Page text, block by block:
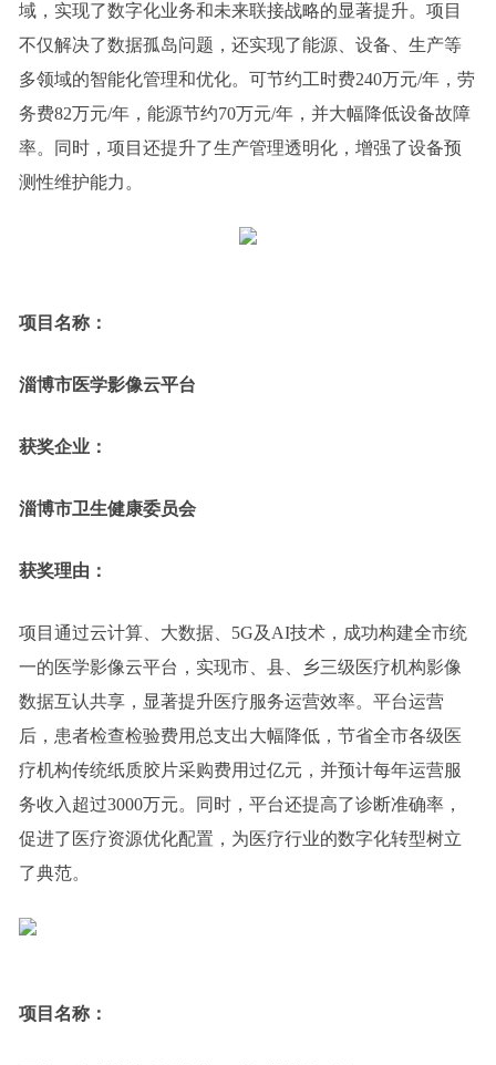
域，实现了数字化业务和未来联接战略的显著提升。项目
不仅解决了数据孤岛问题，还实现了能源、设备、生产等
多领域的智能化管理和优化。可节约工时费240万元/年，劳
务费82万元/年，能源节约70万元/年，并大幅降低设备故障
率。同时，项目还提升了生产管理透明化，增强了设备预
测性维护能力。
项目名称：
淄博市医学影像云平台
获奖企业：
淄博市卫生健康委员会
获奖理由：
项目通过云计算、大数据、5G及AI技术，成功构建全市统
一的医学影像云平台，实现市、县、乡三级医疗机构影像
数据互认共享，显著提升医疗服务运营效率。平台运营
后，患者检查检验费用总支出大幅降低，节省全市各级医
疗机构传统纸质胶片采购费用过亿元，并预计每年运营服
务收入超过3000万元。同时，平台还提高了诊断准确率，
促进了医疗资源优化配置，为医疗行业的数字化转型树立
了典范。
项目名称：